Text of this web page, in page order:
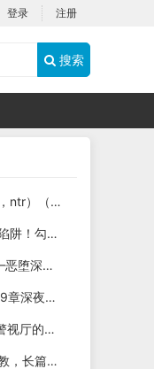
登录 注册
搜索
【魔丝淫毒】（丝袜，洗脑催眠，ntr）（24）（我不想）
【天香淫落】（11——————陷阱！勾结的警局调教（下））
【魅魔女王淫媚立志传】3———恶堕深渊的开端
【仙子下地狱 同人文改编 】第69章深夜窥淫戏 交心与交性(二)(纯爱+各种情趣玩法)
【淫悦二次元】名侦探柯南 26.警视厅的隐藏淫娃
【江湖美妇收集录】（武侠，调教，长篇）（6）（师娘篇）